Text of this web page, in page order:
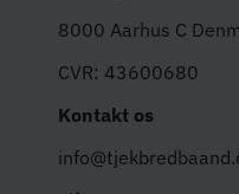
8000 Aarhus C
CVR: 43600680
Kontakt os